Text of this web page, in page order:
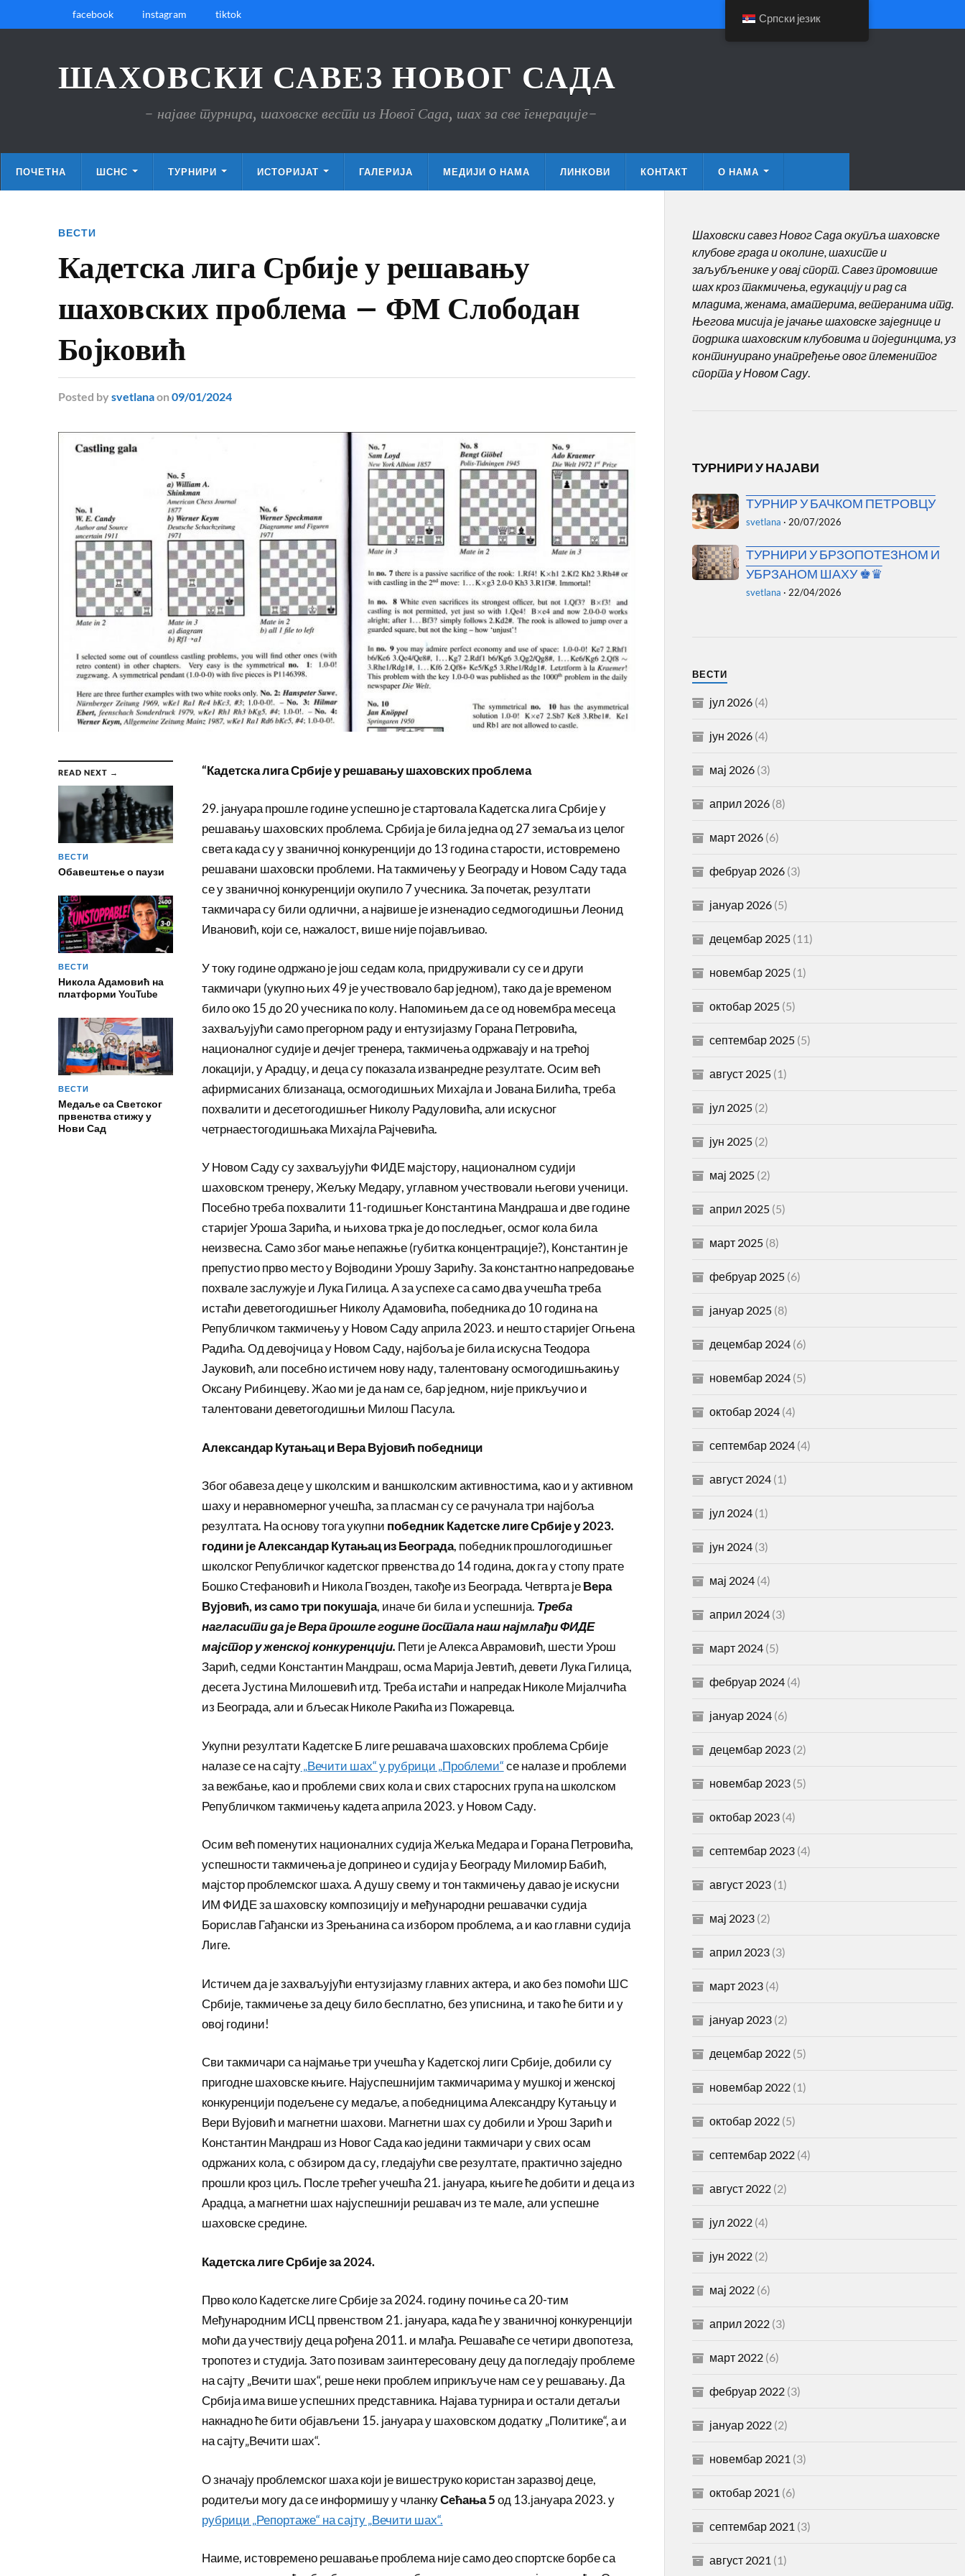
facebook instagram tiktok
ШАХОВСКИ САВЕЗ НОВОГ САДА
- најаве турнира, шаховске вести из Новог Сада, шах за све генерације-
ПОЧЕТНА ШСНС ТУРНИРИ ИСТОРИЈАТ ГАЛЕРИЈА МЕДИЈИ О НАМА ЛИНКОВИ КОНТАКТ О НАМА
ВЕСТИ
Кадетска лига Србије у решавању
шаховских проблема – ФМ Слободан
Бојковић
Posted by svetlanaon 09/01/2024
READ NEXT →
ВЕСТИ
Обавештење о паузи
ВЕСТИ
Никола Адамовић на
платформи YouTube
ВЕСТИ
Медаље са Светског
првенства стижу у
Нови Сад
“Кадетска лига Србије у решавању шаховских проблема
29. јануара прошле године успешно је стартовала Кадетска лига Србије у
решавању шаховских проблема. Србија је била једна од 27 земаља из целог
света када су у званичној конкуренцији до 13 година старости, истовремено
решавани шаховски проблеми. На такмичењу у Београду и Новом Саду тада
се у званичној конкуренцији окупило 7 учесника. За почетак, резултати
такмичара су били одлични, а највише је изненадио седмогодишњи Леонид
Ивановић, који се, нажалост, више није појављивао.
У току године одржано је још седам кола, придруживали су се и други
такмичари (укупно њих 49 је учествовало бар једном), тако да је временом
било око 15 до 20 учесника по колу. Напомињем да се од новембра месеца
захваљујући само прегорном раду и ентузијазму Горана Петровића,
националног судије и дечјег тренера, такмичења одржавају и на трећој
локацији, у Арадцу, и деца су показала изванредне резултате. Осим већ
афирмисаних близанаца, осмогодишњих Михајла и Јована Билића, треба
похвалити и десетогодишњег Николу Радуловића, али искусног
четрнаестогодишњака Михајла Рајчевића.
У Новом Саду су захваљујући ФИДЕ мајстору, националном судији
шаховском тренеру, Жељку Медару, углавном учествовали његови ученици.
Посебно треба похвалити 11-годишњег Константина Мандраша и две године
старијег Уроша Зарића, и њихова трка је до последњег, осмог кола била
неизвесна. Само због мање непажње (губитка концентрације?), Константин је
препустио прво место у Војводини Урошу Зарићу. За константно напредовање
похвале заслужује и Лука Гилица. А за успехе са само два учешћа треба
истаћи деветогодишњег Николу Адамовића, победника до 10 година на
Републичком такмичењу у Новом Саду априла 2023. и нешто старијег Огњена
Радића. Од девојчица у Новом Саду, најбоља је била искусна Теодора
Јауковић, али посебно истичем нову наду, талентовану осмогодишњакињу
Оксану Рибинцеву. Жао ми је да нам се, бар једном, није прикључио и
талентовани деветогодишњи Милош Пасула.
Александар Кутањац и Вера Вујовић победници
Због обавеза деце у школским и ваншколским активностима, као и у активном
шаху и неравномерног учешћа, за пласман су се рачунала три најбоља
резултата. На основу тога укупни победник Кадетске лиге Србије у 2023.
години је Александар Кутањац из Београда, победник прошлогодишњег
школског Републичког кадетског првенства до 14 година, док га у стопу прате
Бошко Стефановић и Никола Гвозден, такође из Београда. Четврта јеВера
Вујовић, из само три покушаја, иначе би била и успешнија. Треба
нагласити да је Вера прошле године постала наш најмлађи ФИДЕ
мајстор у женској конкуренцији. Пети је Алекса Аврамовић, шести Урош
Зарић, седми Константин Мандраш, осма Марија Јевтић, девети Лука Гилица,
десета Јустина Милошевић итд. Треба истаћи и напредак Николе Мијалчића
из Београда, али и бљесак Николе Ракића из Пожаревца.
Укупни резултати Кадетске Б лиге решавача шаховских проблема Србије
налазе се на сајту„Вечити шах“ у рубрици „Проблеми“се налазе и проблеми
за вежбање, као и проблеми свих кола и свих старосних група на школском
Републичком такмичењу кадета априла 2023. у Новом Саду.
Осим већ поменутих националних судија Жељка Медара и Горана Петровића,
успешности такмичења је допринео и судија у Београду Миломир Бабић,
мајстор проблемског шаха. А душу свему и тон такмичењу давао је искусни
ИМ ФИДЕ за шаховску композицију и међународни решавачки судија
Борислав Гађански из Зрењанина са избором проблема, а и као главни судија
Лиге.
Истичем да је захваљујући ентузијазму главних актера, и ако без помоћи ШС
Србије, такмичење за децу било бесплатно, без уписнина, и тако ће бити и у
овој години!
Сви такмичари са најмање три учешћа у Кадетској лиги Србије, добили су
пригодне шаховске књиге. Најуспешнијим такмичарима у мушкој и женској
конкуренцији подељене су медаље, а победницима Александру Кутањцу и
Вери Вујовић и магнетни шахови. Магнетни шах су добили и Урош Зарић и
Константин Мандраш из Новог Сада као једини такмичари у свих осам
одржаних кола, с обзиром да су, гледајући све резултате, практично заједно
прошли кроз циљ. После трећег учешћа 21. јануара, књиге ће добити и деца из
Арадца, а магнетни шах најуспешнији решавач из те мале, али успешне
шаховске средине.
Кадетска лиге Србије за 2024.
Прво коло Кадетске лиге Србије за 2024. годину почиње са 20-тим
Међународним ИСЦ првенством 21. јануара, када ће у званичној конкуренцији
моћи да учествију деца рођена 2011. и млађа. Решаваће се четири двопотеза,
тропотез и студија. Зато позивам заинтересовану децу да погледају проблеме
на сајту „Вечити шах“, реше неки проблем иприкључе нам се у решавању. Да
Србија има више успешних представника. Најава турнира и остали детаљи
накнадно ће бити објављени 15. јануара у шаховском додатку „Политике“, а и
на сајту„Вечити шах“.
О значају проблемског шаха који је вишеструко користан заразвој деце,
родитељи могу да се информишу у чланкуСeћања 5од 13.јануара 2023. у
рубрици „Репортаже“ на сајту „Вечити шах“.
Наиме, истовремено решавање проблема није само део спортске борбе са
Шаховски савез Новог Сада окупља шаховске
клубове града и околине, шахисте и
заљубљенике у овај спорт. Савез промовише
шах кроз такмичења, едукацију и рад са
младима, женама, аматерима, ветеранима итд.
Његова мисија је јачање шаховске заједнице и
подршка шаховским клубовима и појединцима, уз
континуирано унапређење овог племенитог
спорта у Новом Саду.
ТУРНИРИ У НАЈАВИ
ТУРНИР У БАЧКОМ ПЕТРОВЦУ
svetlana · 20/07/2026
ТУРНИРИ У БРЗОПОТЕЗНОМ И
УБРЗАНОМ ШАХУ ♚♛
svetlana · 22/04/2026
ВЕСТИ
јул 2026(4)
јун 2026(4)
мај 2026(3)
април 2026(8)
март 2026(6)
фебруар 2026(3)
јануар 2026(5)
децембар 2025(11)
новембар 2025(1)
октобар 2025(5)
септембар 2025(5)
август 2025(1)
јул 2025(2)
јун 2025(2)
мај 2025(2)
април 2025(5)
март 2025(8)
фебруар 2025(6)
јануар 2025(8)
децембар 2024(6)
новембар 2024(5)
октобар 2024(4)
септембар 2024(4)
август 2024(1)
јул 2024(1)
јун 2024(3)
мај 2024(4)
април 2024(3)
март 2024(5)
фебруар 2024(4)
јануар 2024(6)
децембар 2023(2)
новембар 2023(5)
октобар 2023(4)
септембар 2023(4)
август 2023(1)
мај 2023(2)
април 2023(3)
март 2023(4)
јануар 2023(2)
децембар 2022(5)
новембар 2022(1)
октобар 2022(5)
септембар 2022(4)
август 2022(2)
јул 2022(4)
јун 2022(2)
мај 2022(6)
април 2022(3)
март 2022(6)
фебруар 2022(3)
јануар 2022(2)
новембар 2021 (3)
октобар 2021 (6)
септембар 2021 (3)
август 2021 (1)
Српски језик